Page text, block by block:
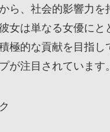
ら、社会的影響力を
女は単なる女優にと
極的な貢献を目指し
が注目されています。